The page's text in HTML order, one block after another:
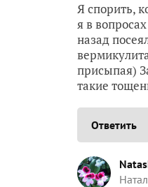
Я спорить,
я в
назад
присыпая)
такие
Ответить